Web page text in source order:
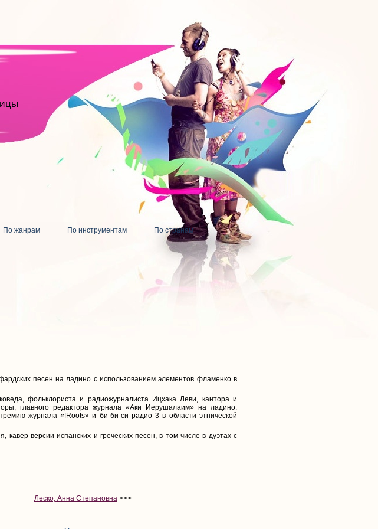
По жанрам По инструментам
По странам
песен на ладино с использованием элементов фламенко в
фольклориста и радиожурналиста Ицхака Леви, кантора и
главного редактора журнала «Аки Иерушалаим» на ладино.
журнала «fRoots» и би-би-си радио 3 в области этнической
версии испанских и греческих песен, в том числе в дуэтах с
Леско, Анна Степановна>>>